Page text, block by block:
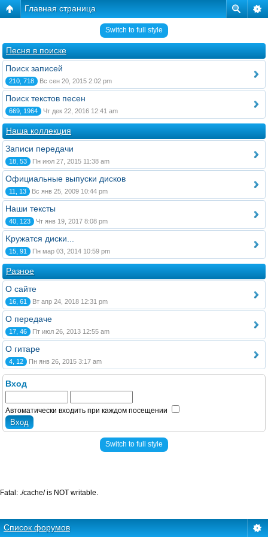
Главная страница
Switch to full style
Песня в поиске
Поиск записей
210, 718 Вс сен 20, 2015 2:02 pm
Поиск текстов песен
669, 1964 Чт дек 22, 2016 12:41 am
Наша коллекция
Записи передачи
18, 53 Пн июл 27, 2015 11:38 am
Официальные выпуски дисков
11, 13 Вс янв 25, 2009 10:44 pm
Наши тексты
40, 123 Чт янв 19, 2017 8:08 pm
Kружатся диски...
15, 91 Пн мар 03, 2014 10:59 pm
Разное
О сайте
16, 61 Вт апр 24, 2018 12:31 pm
О передаче
17, 46 Пт июл 26, 2013 12:55 am
О гитаре
4, 12 Пн янв 26, 2015 3:17 am
Вход
Автоматически входить при каждом посещении
Switch to full style
Список форумов
Fatal: ./cache/ is NOT writable.